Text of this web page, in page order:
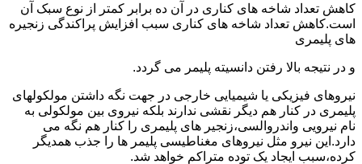
کاهش تعداد شاخه های کناری در آن ده برابر کمتر از نوع سبک آن
است.کاهش تعداد شاخه های کناری سبب افزایش پراکندگی زنجیره
های پلیمری
و در نتیجه بالا رفتن دانسیته پلیمر می گردد.
نیروهای فیزیکی یا شیمیایی خارجی در جهت نگه داشتن مولکولهای
پلیمری در کنار هم دیگر نقشی ندارند بلکه نیروی بین مولکولی به
نام نیرویی واندروالسی،زنجیر های پلیمری را کنار هم نگه می
دارد.این نیرو مثل نیروهای مغناطیسی پلیمر ها را جذب همدیگر
کرده،سبب ایجاد یک توده متراکم خواهد شد.